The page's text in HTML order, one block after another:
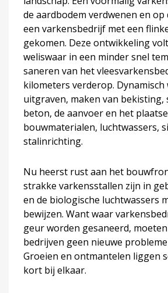
de aardbodem verdwenen en op
een varkensbedrijf met een
gekomen. Deze ontwikkeling
weliswaar in een minder snel
saneren van het
kilometers verderop. Dynamisch
uitgraven, maken van bekisting,
beton, de aanvoer en het
bouwmaterialen, luchtwassers,
stalinrichting.
Nu heerst rust aan het
strakke varkensstallen zijn in
en de biologische luchtwassers
bewijzen. Want waar
geur worden gesaneerd,
bedrijven geen nieuwe
Groeien en ontmantelen liggen
kort bij elkaar.